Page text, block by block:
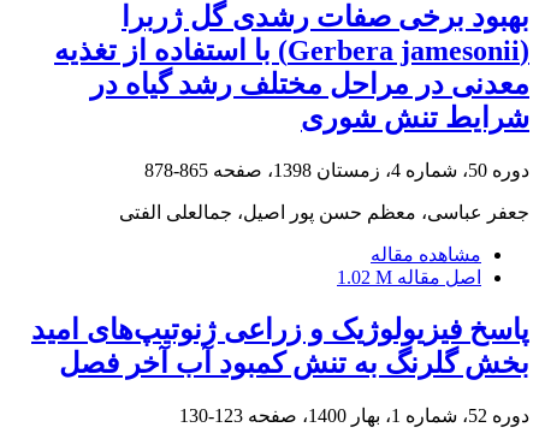
بهبود برخی صفات رشدی گل ژربرا
(‏Gerbera jamesonii‏) با استفاده از تغذیه
معدنی در مراحل ‏مختلف رشد گیاه در
شرایط تنش شوری
دوره 50، شماره 4، زمستان 1398، صفحه 865-878
جعفر عباسی، معظم حسن پور اصیل، جمالعلی الفتی
مشاهده مقاله
اصل مقاله 1.02 M
پاسخ فیزیولوژیک و زراعی ژنوتیپ‌های امید
بخش گلرنگ به تنش کمبود آب آخر فصل
دوره 52، شماره 1، بهار 1400، صفحه 123-130